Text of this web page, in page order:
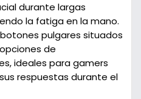
durante largas
la fatiga en la mano.
pulgares situados
de
ideales para gamers
respuestas durante el